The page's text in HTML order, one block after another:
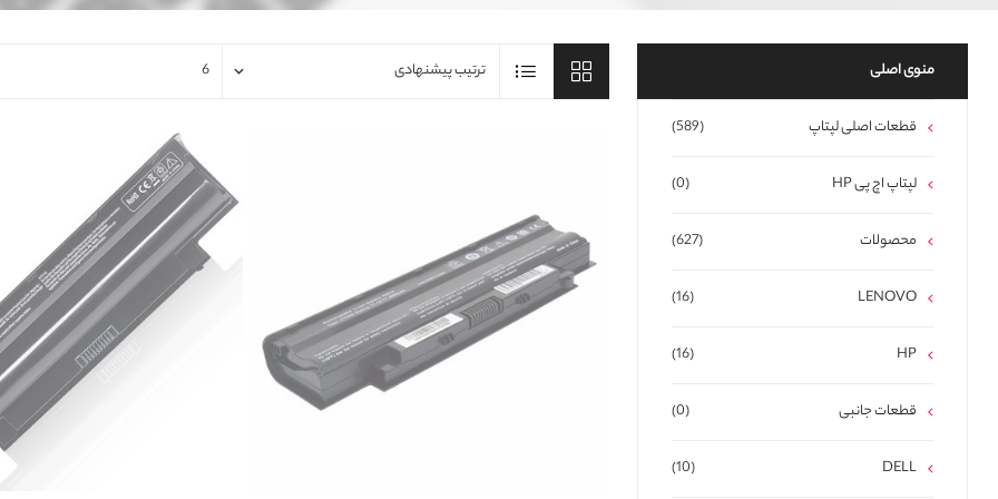
فلت لپتاپ
منوی اصلی
(589) قطعات اصلی لپتاپ
(0) لپتاپ اچ پی HP
(627) محصولات
(16) LENOVO
(16) HP
(0) قطعات جانبی
(10) DELL